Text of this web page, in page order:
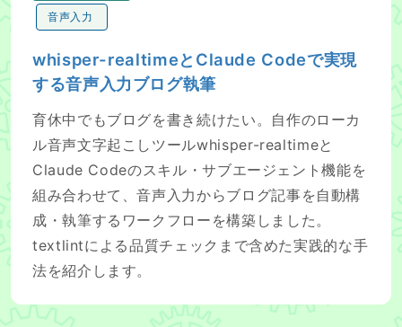
音声入力
whisper-realtimeとClaude Codeで実現
する音声入力ブログ執筆
育休中でもブログを書き続けたい。自作のローカ
ル音声文字起こしツールwhisper-realtimeと
Claude Codeのスキル・サブエージェント機能を
組み合わせて、音声入力からブログ記事を自動構
成・執筆するワークフローを構築しました。
textlintによる品質チェックまで含めた実践的な手
法を紹介します。